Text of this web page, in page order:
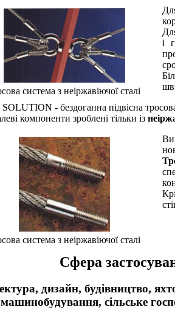
система з неіржавіючої сталі
і
- бездоганна підвісна
компоненти зроблені тільки із
система з неіржавіючої сталі
Сфера
дизайн, будівництво,
машинобудування, сільське